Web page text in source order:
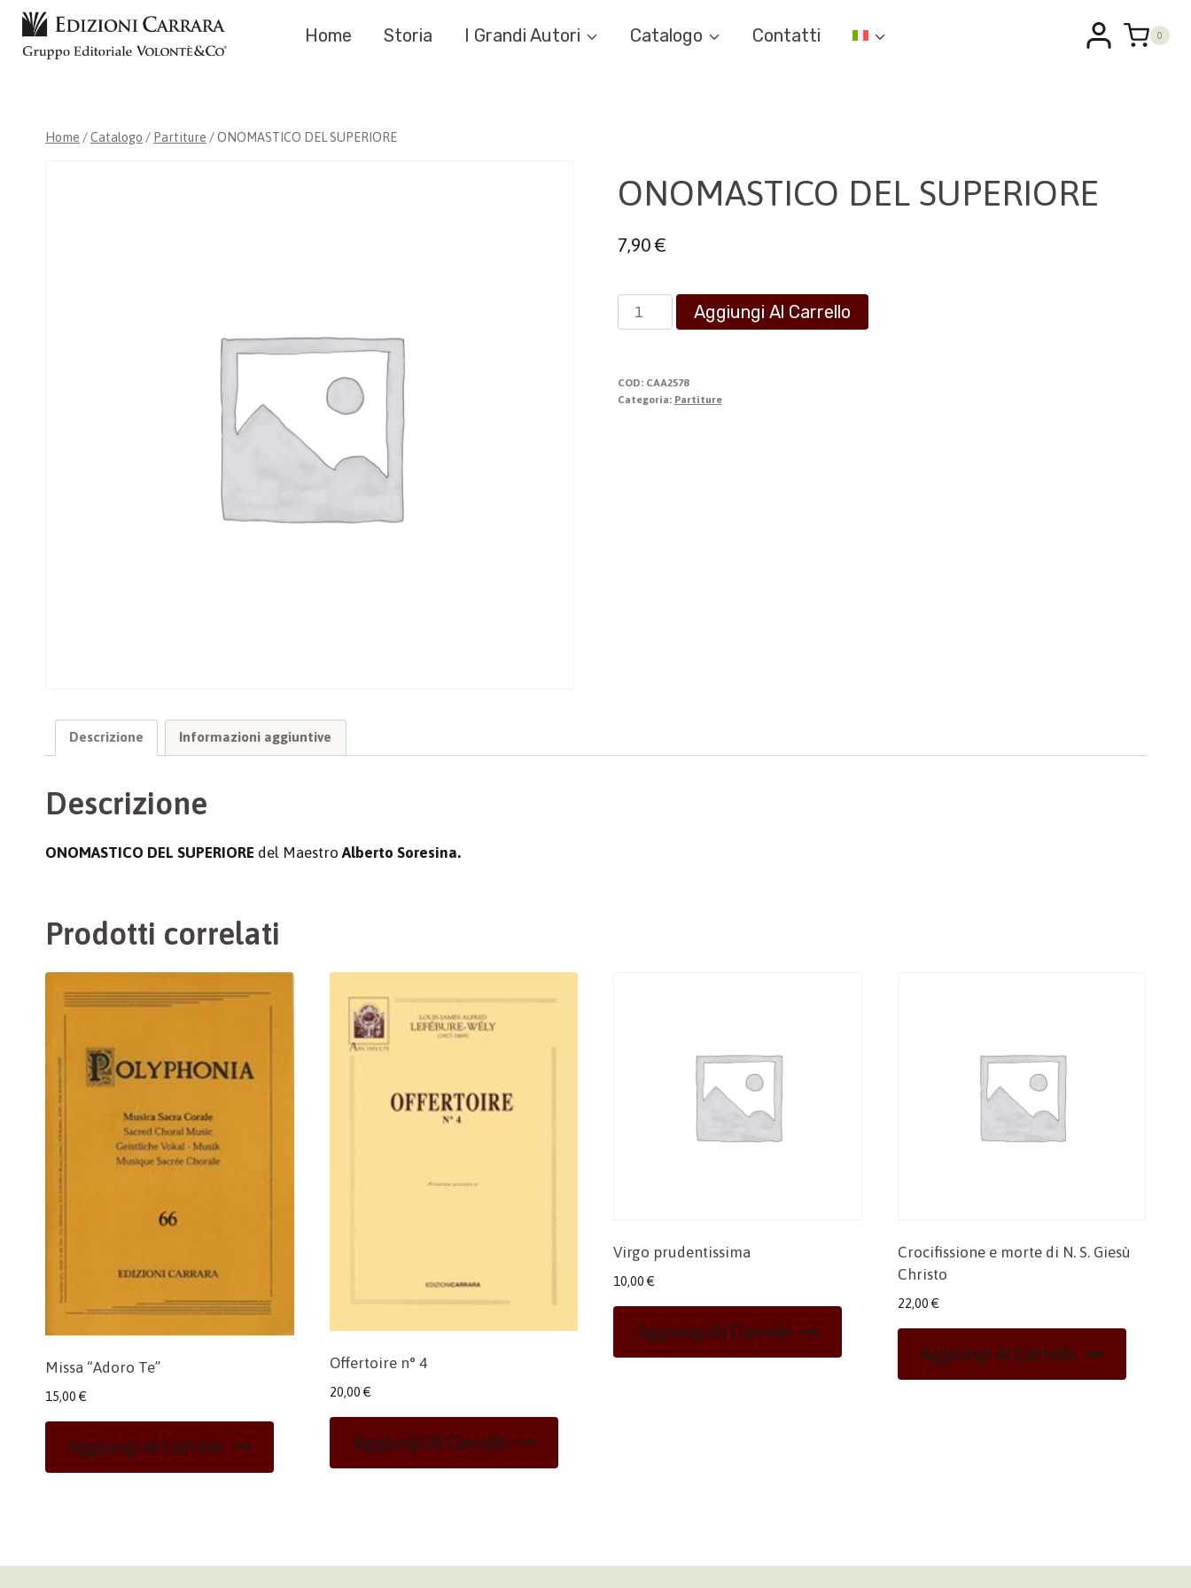
Salta
contenuto
Home Storia I Grandi Autori Catalogo Contatti 0
Home /Catalogo / Partiture /ONOMASTICO DEL SUPERIORE
ONOMASTICO DEL SUPERIORE
7,90€
ONOMASTICO
DEL
quantità
Aggiungi Al Carrello
COD: CAA2578
Categoria: Partiture
Descrizione Informazioni aggiuntive
Descrizione
ONOMASTICO DEL SUPERIORE del MaestroAlberto Soresina.
Prodotti correlati
Missa “Adoro Te”
15,00 €
Aggiungi Al Carrello
Offertoire n° 4
20,00 €
Aggiungi Al Carrello
Virgo prudentissima
10,00 €
Aggiungi Al Carrello
Crocifissione e morte di N. S. Giesù
Christo
22,00 €
Aggiungi Al Carrello